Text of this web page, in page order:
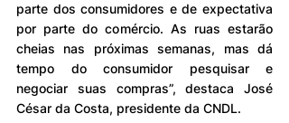
parte dos consumidores e de expectativa
por parte do comércio. As ruas estarão
cheias nas próximas semanas, mas dá
tempo do consumidor pesquisar e
negociar suas compras”, destaca José
César da Costa, presidente da CNDL.